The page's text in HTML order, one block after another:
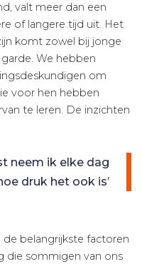
valt meer dan een
of langere tijd uit. Het
komt zowel bij jonge
We hebben
om
voor hen hebben
te leren. De inzichten
neem ik elke dag
druk het ook is’
belangrijkste factoren
die sommigen van ons